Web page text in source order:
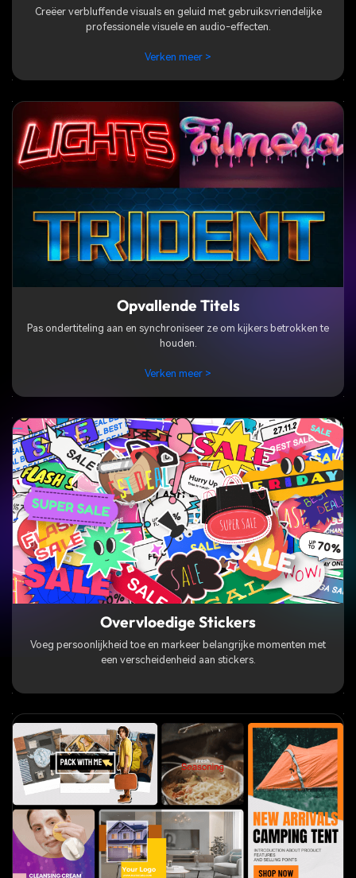
Creëer verbluffende visuals en geluid met gebruiksvriendelijke
professionele visuele en audio-effecten.
Verken meer >
Opvallende Titels
Pas ondertiteling aan en synchroniseer ze om kijkers betrokken te
houden.
Verken meer >
Overvloedige Stickers
Voeg persoonlijkheid toe en markeer belangrijke momenten met
een verscheidenheid aan stickers.